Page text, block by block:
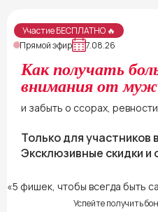
Участие БЕСПЛАТНО 🔥
Прямой эфир
7.08.26
Как получать
внимания от
и забыть о ссорах,
Только для участников
Эксклюзивные скидки и
«5 фишек, чтобы всегда быть
Успейте получить